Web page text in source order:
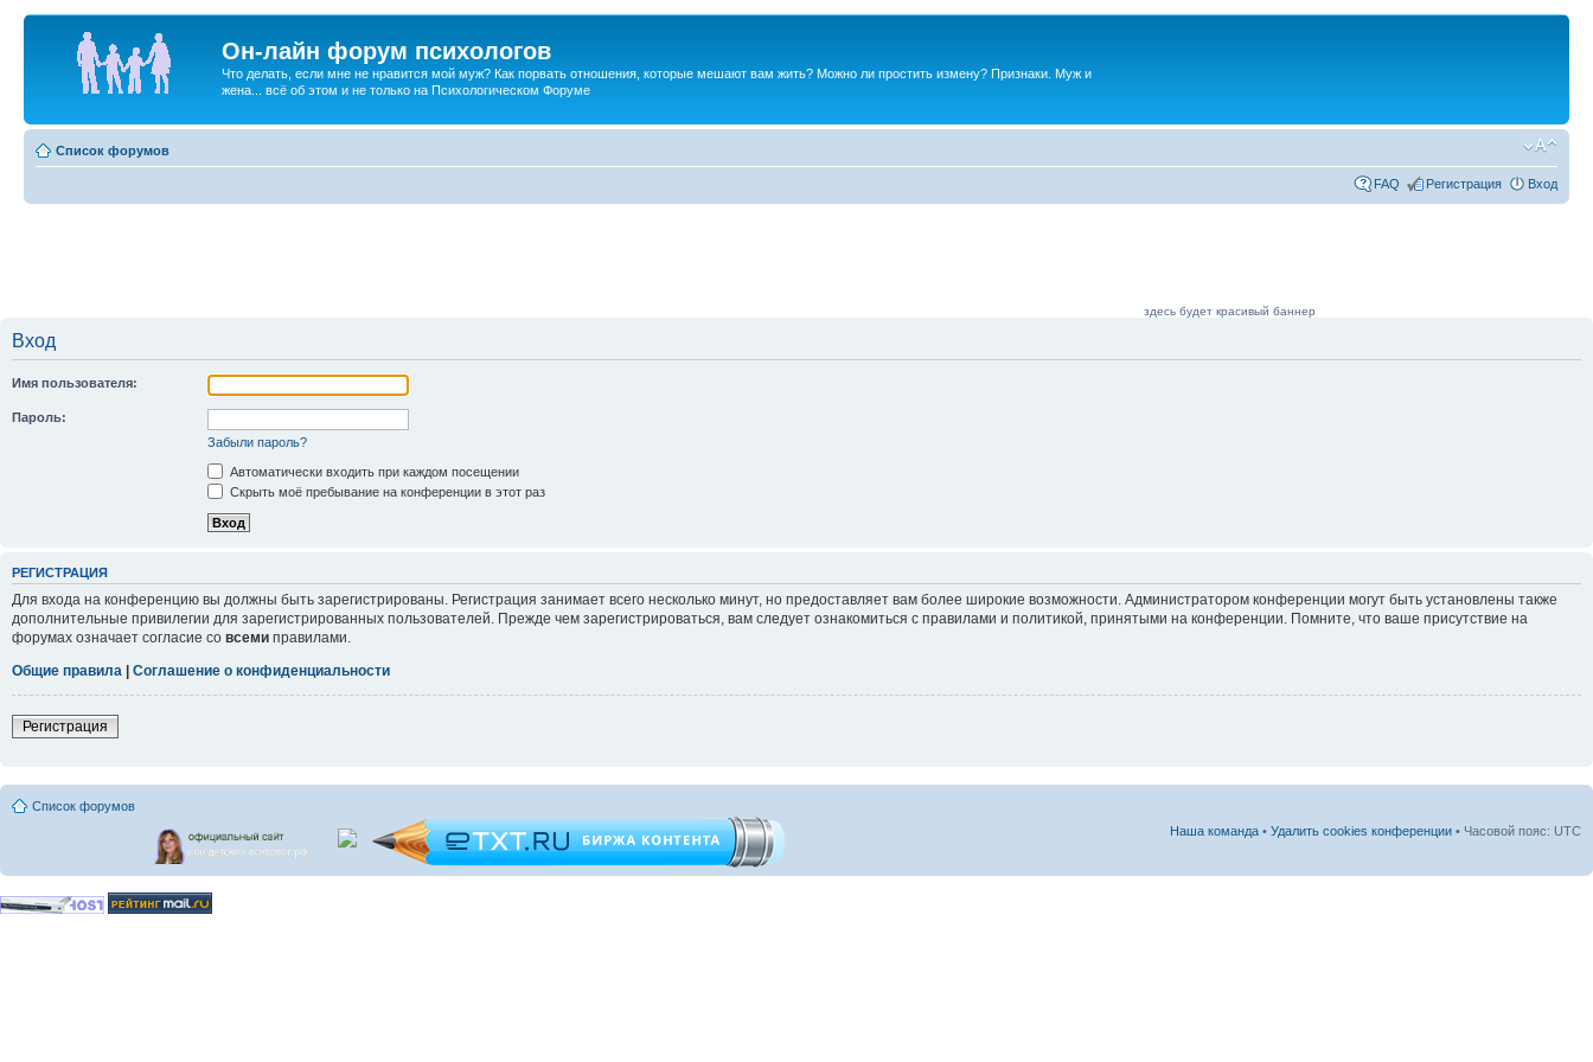
Он-лайн форум психологов
Что делать, если мне не нравится мой муж? Как порвать отношения, которые мешают вам жить? Можно ли простить измену? Признаки. Муж и
жена... всё об этом и не только на Психологическом Форуме
Список форумов
FAQ Регистрация Вход
здесь будет красивый баннер
Вход
Имя пользователя:
Пароль:
Забыли пароль?
Автоматически входить при каждом посещении
Скрыть моё пребывание на конференции в этот раз
РЕГИСТРАЦИЯ
Для входа на конференцию вы должны быть зарегистрированы. Регистрация занимает всего несколько минут, но предоставляет вам более широкие возможности. Администратором конференции могут быть установлены также
дополнительные привилегии для зарегистрированных пользователей. Прежде чем зарегистрироваться, вам следует ознакомиться с правилами и политикой, принятыми на конференции. Помните, что ваше присутствие на
форумах означает согласие со всеми правилами.
Общие правила
Соглашение о конфиденциальности
Регистрация
Список форумов
Наша команда • Удалить cookies конференции • Часовой пояс: UTC